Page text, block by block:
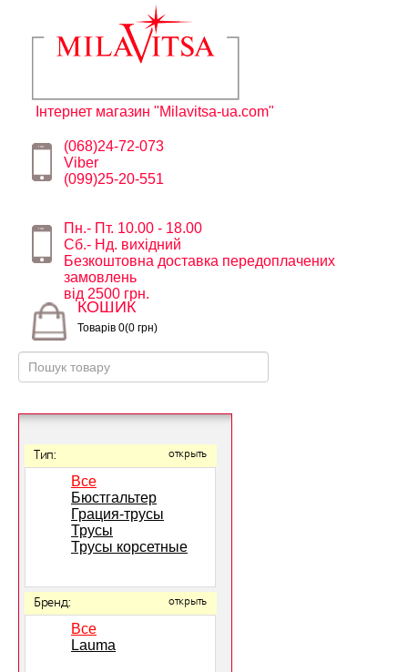
Інтернет магазин "Milavitsa-ua.com"
(068)24-72-073
Viber
(099)25-20-551
Пн.- Пт. 10.00 - 18.00
Сб.- Нд. вихідний
Безкоштовна доставка передоплачених
замовлень
від 2500 грн.
КОШИК
Товарів 0(0 грн)
Тип: открыть
Все
Бюстгальтер
Грация-трусы
Трусы
Трусы корсетные
Бренд: открыть
Все
Lauma